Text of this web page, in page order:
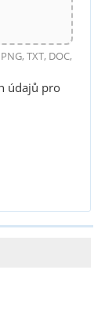
TXT, DOC,
údajů pro